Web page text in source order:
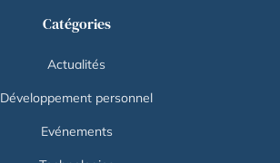
Catégories
Actualités
Développement personnel
Evénements